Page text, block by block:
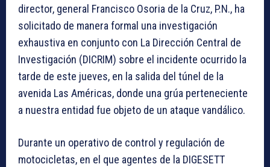
director, general Francisco Osoria de la Cruz, P.N., ha
solicitado de manera formal una investigación
exhaustiva en conjunto con La Dirección Central de
Investigación (DICRIM) sobre el incidente ocurrido la
tarde de este jueves, en la salida del túnel de la
avenida Las Américas, donde una grúa perteneciente
a nuestra entidad fue objeto de un ataque vandálico.
Durante un operativo de control y regulación de
motocicletas, en el que agentes de la DIGESETT